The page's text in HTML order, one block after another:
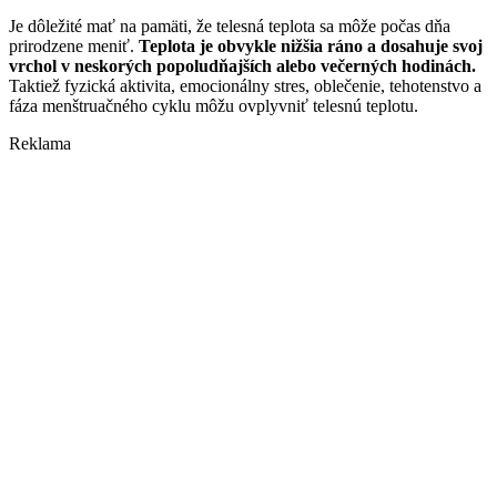
Je dôležité mať na pamäti, že telesná teplota sa môže počas dňa
prirodzene meniť. Teplota je obvykle nižšia ráno a dosahuje svoj
vrchol v neskorých popoludňajších alebo večerných hodinách.
Taktiež fyzická aktivita, emocionálny stres, oblečenie, tehotenstvo a
fáza menštruačného cyklu môžu ovplyvniť telesnú teplotu.
Reklama